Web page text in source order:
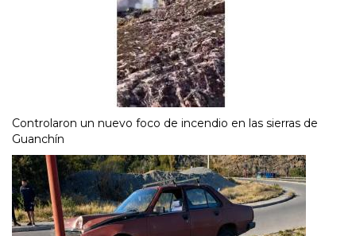
Controlaron un nuevo foco de incendio en las sierras de
Guanchín